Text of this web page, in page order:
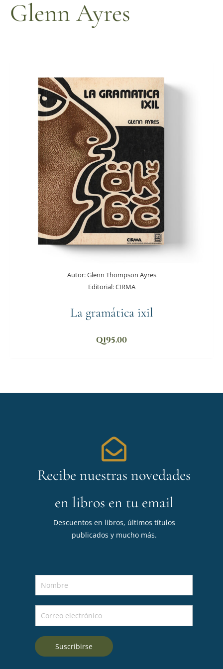
Glenn Ayres
Autor:Glenn Thompson Ayres
Editorial:CIRMA
La gramática ixil
Q195.00
Recibe nuestras novedades
en libros en tu email
Descuentos en libros, últimos títulos
publicados y mucho más.
o
m
e
*
o
r
Suscribirse